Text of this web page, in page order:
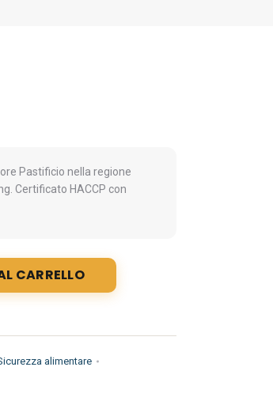
Pastificio nella regione
Certificato HACCP con
CARRELLO
alimentare